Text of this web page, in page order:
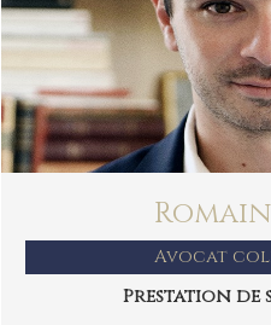
Avocat
Prestation de